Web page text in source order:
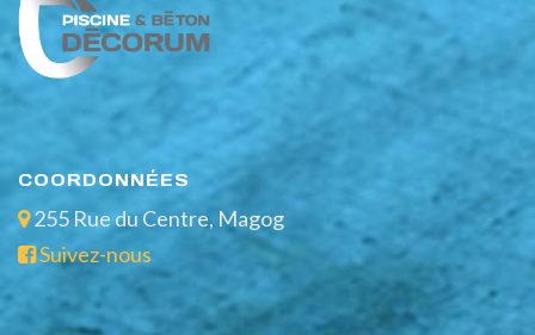
COORDONNÉES
255 Rue du Centre, Magog
Suivez-nous